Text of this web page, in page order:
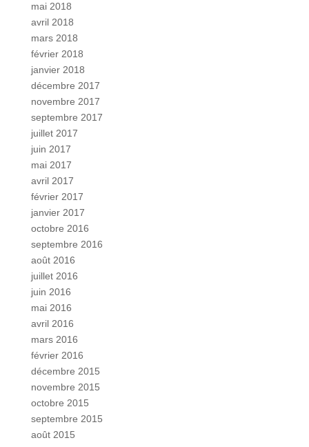
mai 2018
avril 2018
mars 2018
février 2018
janvier 2018
décembre 2017
novembre 2017
septembre 2017
juillet 2017
juin 2017
mai 2017
avril 2017
février 2017
janvier 2017
octobre 2016
septembre 2016
août 2016
juillet 2016
juin 2016
mai 2016
avril 2016
mars 2016
février 2016
décembre 2015
novembre 2015
octobre 2015
septembre 2015
août 2015